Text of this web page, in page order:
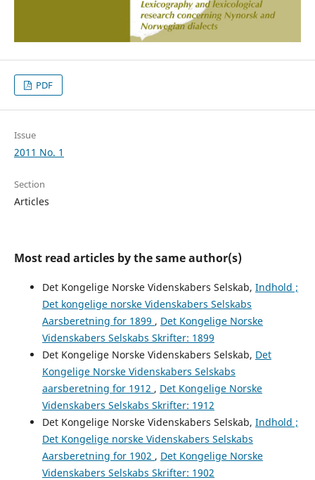
PDF
Issue
2011 No. 1
Section
Articles
Most read articles by the same author(s)
Det Kongelige Norske Videnskabers Selskab, Indhold ;
Det kongelige norske Videnskabers Selskabs
Aarsberetning for 1899 , Det Kongelige Norske
Videnskabers Selskabs Skrifter: 1899
Det Kongelige Norske Videnskabers Selskab, Det
Kongelige Norske Videnskabers Selskabs
aarsberetning for 1912 , Det Kongelige Norske
Videnskabers Selskabs Skrifter: 1912
Det Kongelige Norske Videnskabers Selskab, Indhold ;
Det Kongelige norske Videnskabers Selskabs
Aarsberetning for 1902 , Det Kongelige Norske
Videnskabers Selskabs Skrifter: 1902